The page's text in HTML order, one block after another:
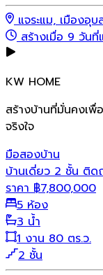
แจระแม, เมืองอุ
สร้างเมื่อ 9 วันที่
KW HOME
สร้างบ้านที่มั่นคงเ
จริงใจ
มือสองบ้าน
บ้านเดี่ยว 2 ชั้น ติ
ราคา ฿7,800,000
5 ห้อง
3 น้ำ
1 งาน 80 ตร.ว.
2 ชั้น